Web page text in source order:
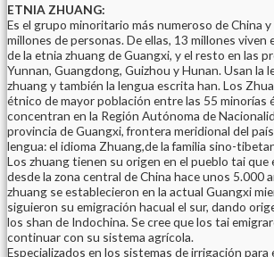
ETNIA ZHUANG:
Es el grupo minoritario más numeroso de China
millones de personas. De ellas, 13 millones viven
de la etnia zhuang de Guangxi, y el resto en las
Yunnan, Guangdong, Guizhou y Hunan. Usan la
zhuang y también la lengua escrita han. Los
étnico de mayor población entre las 55 minorías
concentran en la Región Autónoma de
provincia de Guangxi, frontera meridional del
lengua: el idioma Zhuang,de la familia sino-
Los zhuang tienen su origen en el pueblo tai que
desde la zona central de China hace unos 5.000
zhuang se establecieron en la actual Guangxi
siguieron su emigración hacual el sur, dando
los shan de Indochina. Se cree que los tai
continuar con su sistema agrícola.
Especializados en los sistemas de irrigación para